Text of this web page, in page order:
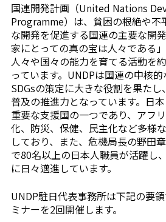
国連開発計画（United Nations
Programme）は、貧困の根絶や不
な開発を促進する国連の主要な開
家にとっての真の宝は人々である
人々や国々の能力を育てる活動を
っています。UNDPは国連の中核的
SDGsの策定に大きな役割を果たし
普及の推進力となっています。日
重要な支援国の一つであり、アフ
化、防災、保健、民主化など多様
しており、また、危機局長の野田
で80名以上の日本人職員が活躍し
に日々邁進しています。
UNDP駐日代表事務所は下記の要
ミナーを2回開催します。